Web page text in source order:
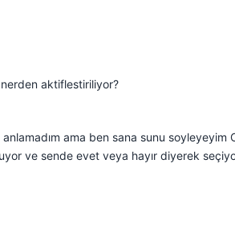
aktiflestiriliyor?
ama ben sana sunu
ve sende evet veya hayır diyerek